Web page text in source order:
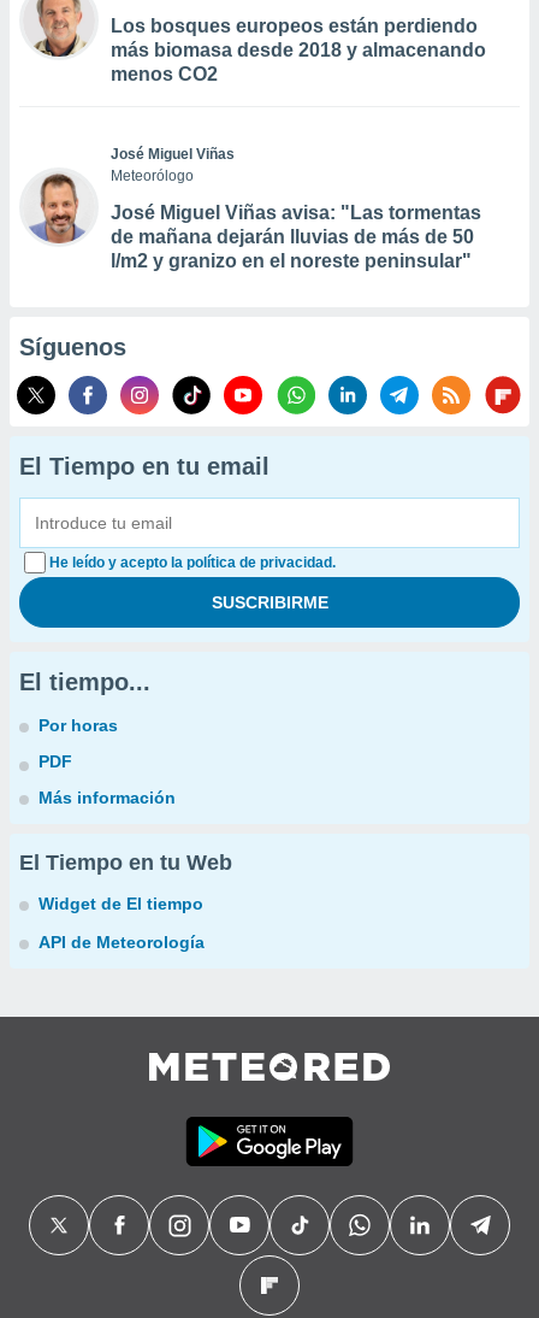
Los bosques europeos están perdiendo
más biomasa desde 2018 y almacenando
menos CO2
José Miguel Viñas
Meteorólogo
José Miguel Viñas avisa: "Las tormentas
de mañana dejarán lluvias de más de 50
l/m2 y granizo en el noreste peninsular"
Síguenos
El Tiempo en tu email
He leído y acepto la política de privacidad.
El tiempo...
Por horas
PDF
Más información
El Tiempo en tu Web
Widget de El tiempo
API de Meteorología